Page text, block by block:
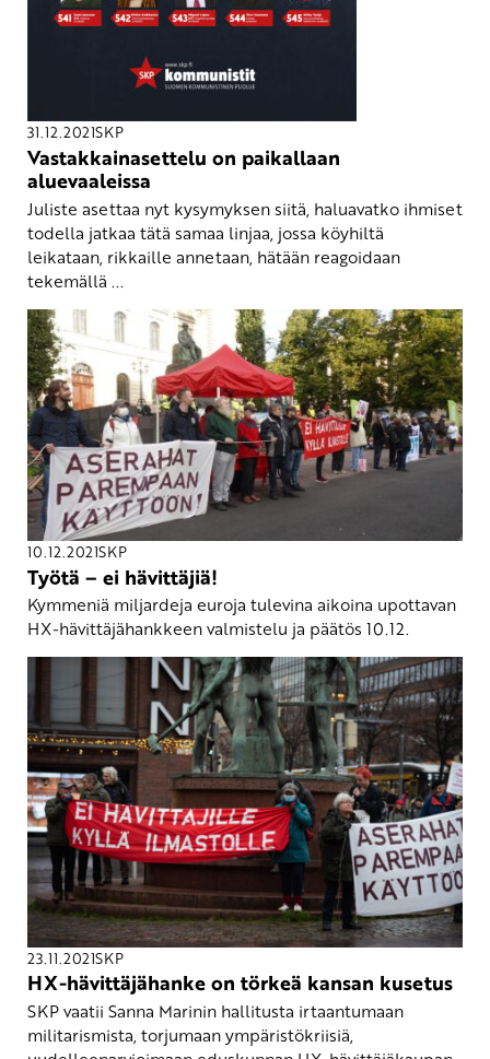
31.12.2021SKP
Vastakkainasettelu on paikallaan
aluevaaleissa
Juliste asettaa nyt kysymyksen siitä, haluavatko ihmiset
todella jatkaa tätä samaa linjaa, jossa köyhiltä
leikataan, rikkaille annetaan, hätään reagoidaan
tekemällä ...
10.12.2021SKP
Työtä – ei hävittäjiä!
Kymmeniä miljardeja euroja tulevina aikoina upottavan
HX-hävittäjähankkeen valmistelu ja päätös 10.12.
23.11.2021SKP
HX-hävittäjähanke on törkeä kansan kusetus
SKP vaatii Sanna Marinin hallitusta irtaantumaan
militarismista, torjumaan ympäristökriisiä,